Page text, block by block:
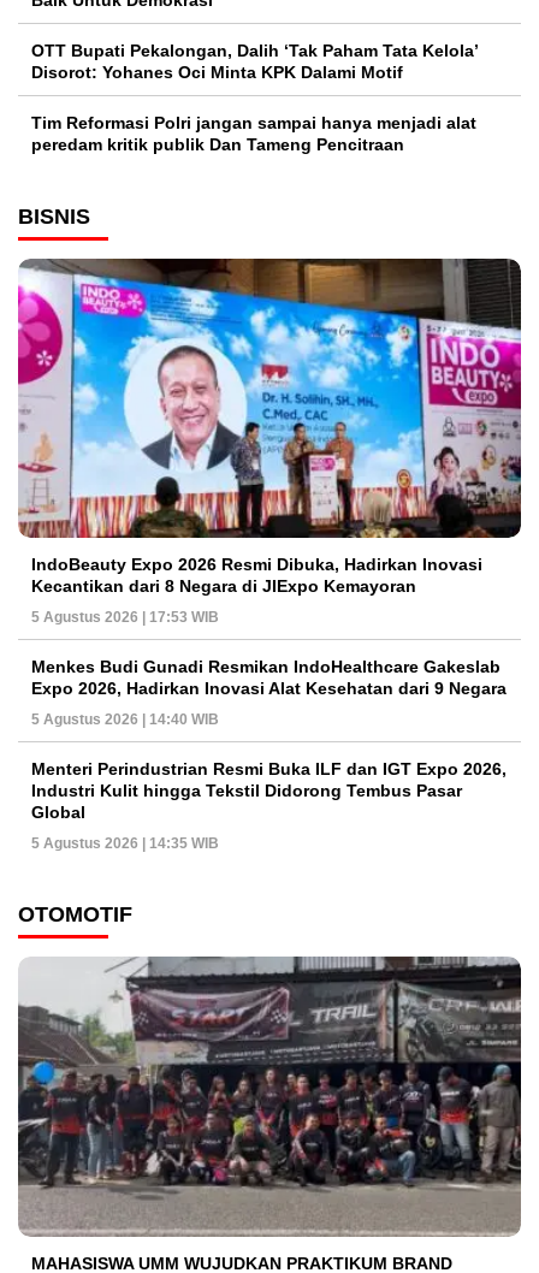
OTT Bupati Pekalongan, Dalih ‘Tak Paham Tata Kelola’
Disorot: Yohanes Oci Minta KPK Dalami Motif
Tim Reformasi Polri jangan sampai hanya menjadi alat
peredam kritik publik Dan Tameng Pencitraan
BISNIS
IndoBeauty Expo 2026 Resmi Dibuka, Hadirkan Inovasi
Kecantikan dari 8 Negara di JIExpo Kemayoran
5 Agustus 2026 | 17:53 WIB
Menkes Budi Gunadi Resmikan IndoHealthcare Gakeslab
Expo 2026, Hadirkan Inovasi Alat Kesehatan dari 9 Negara
5 Agustus 2026 | 14:40 WIB
Menteri Perindustrian Resmi Buka ILF dan IGT Expo 2026,
Industri Kulit hingga Tekstil Didorong Tembus Pasar
Global
5 Agustus 2026 | 14:35 WIB
OTOMOTIF
MAHASISWA UMM WUJUDKAN PRAKTIKUM BRAND